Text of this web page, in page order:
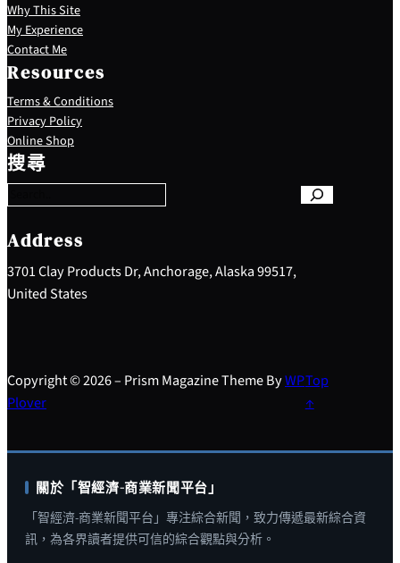
Why This Site
My Experience
Contact Me
Resources
Terms & Conditions
Privacy Policy
Online Shop
搜尋
S
e
a
c
h
Address
3701 Clay Products Dr, Anchorage, Alaska 99517,
United States
Copyright © 2026 – Prism Magazine Theme ByWP
Plover
Top
↑
關於「智經濟-商業新聞平台」
「智經濟-商業新聞平台」專注綜合新聞，致力傳遞最新綜合資
訊，為各界讀者提供可信的綜合觀點與分析。